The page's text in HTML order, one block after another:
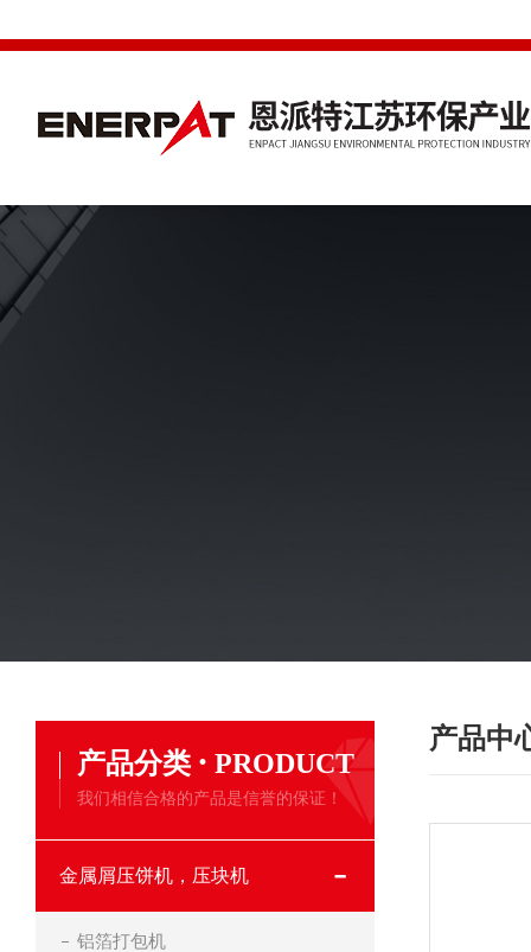
产品分类 · PRODUCT
我们相信合格的产品是信誉的保证！
金属屑压饼机，压块机
铝箔打包机
产品中